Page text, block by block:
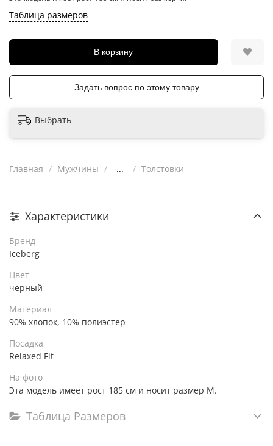
Таблица размеров
В корзину
Задать вопрос по этому товару
Выбрать
Главная Мужчины ... Толстовки
Характеристики
Бренд
Iceberg
Цвет
черный
Материал
90% хлопок, 10% полиэстер
Посадка
Relaxed Fit
На фото
Эта модель имеет рост 185 см и носит размер M.
Таблица Размеров